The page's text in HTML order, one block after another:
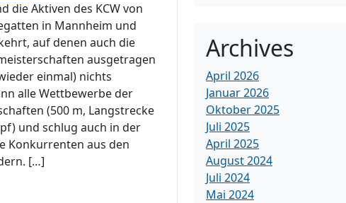
die Aktiven des KCW von
in Mannheim und
auf denen auch die
ausgetragen
einmal) nichts
alle Wettbewerbe der
(500 m, Langstrecke
und schlug auch in der
Konkurrenten aus den
[…]
Archives
April 2026
Januar 2026
Oktober 2025
Juli 2025
April 2025
August 2024
Juli 2024
Mai 2024